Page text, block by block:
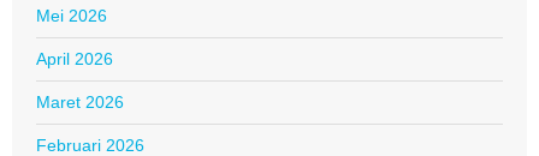
Mei 2026
April 2026
Maret 2026
Februari 2026